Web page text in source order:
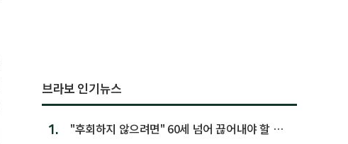
브라보 인기뉴스
1.
"후회하지 않으려면" 60세 넘어 끊어내야 할 사